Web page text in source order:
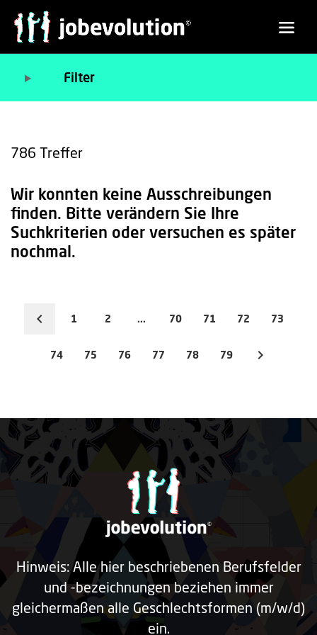
Filter
786 Treffer
Wir konnten keine Ausschreibungen
finden. Bitte verändern Sie Ihre
Suchkriterien oder versuchen es später
nochmal.
1 2 ... 70 71 72 73
74 75 76 77 78 79
Hinweis: Alle hier beschriebenen Berufsfelder
und -bezeichnungen beziehen immer
gleichermaßen alle Geschlechtsformen (m/w/d)
ein.